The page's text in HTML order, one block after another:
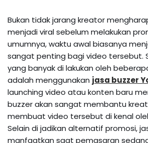
Bukan tidak jarang kreator
menjadi viral sebelum melakukan
umumnya, waktu awal biasanya
sangat penting bagi video tersebut.
yang banyak di lakukan oleh
adalah menggunakan jasa buzzer
launching video atau konten baru
buzzer akan sangat membantu
membuat video tersebut di kenal
Selain di jadikan alternatif promosi,
manfaatkan saat pemasaran